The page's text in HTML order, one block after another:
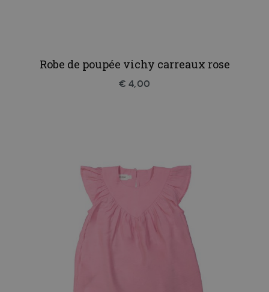
Robe de poupée vichy carreaux rose
€ 4,00